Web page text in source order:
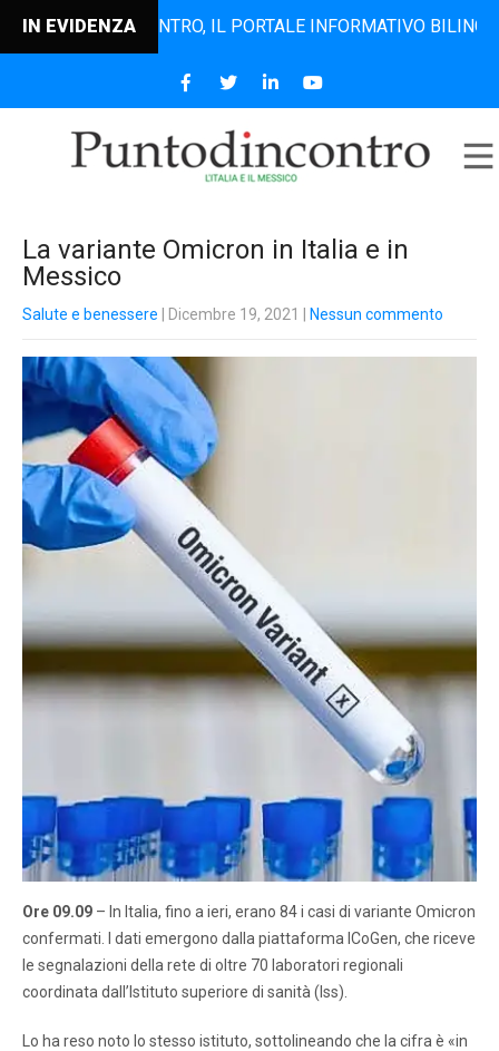
IN EVIDENZA
PUNTODINCONTRO, IL PORTALE INFORMATIVO BILINGUE
La variante Omicron in Italia e in
Messico
Salute e benessere | Dicembre 19, 2021 Nessun commento
Ore 09.09 – In Italia, fino a ieri, erano 84 i casi di variante Omicron
confermati. I dati emergono dalla piattaforma ICoGen, che riceve
le segnalazioni della rete di oltre 70 laboratori regionali
coordinata dall’Istituto superiore di sanità (Iss).
Lo ha reso noto lo stesso istituto, sottolineando che la cifra è «in